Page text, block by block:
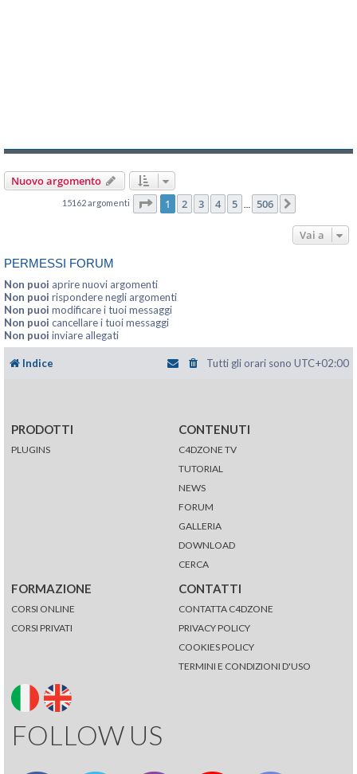
Nuovo argomento
15162 argomenti Pagina di 506
1 2 3 4 5 506
Vai a
PERMESSI FORUM
Non puoi aprire nuovi argomenti
Non puoi rispondere negli argomenti
Non puoi modificare i tuoi messaggi
Non puoi cancellare i tuoi messaggi
Non puoi inviare allegati
Indice Tutti gli orari sono UTC+02:00
PRODOTTI
PLUGINS
CONTENUTI
C4DZONE TV
TUTORIAL
NEWS
FORUM
GALLERIA
DOWNLOAD
CERCA
FORMAZIONE
CORSI ONLINE
CORSI PRIVATI
CONTATTI
CONTATTA C4DZONE
PRIVACY POLICY
COOKIES POLICY
TERMINI E CONDIZIONI D'USO
FOLLOW US